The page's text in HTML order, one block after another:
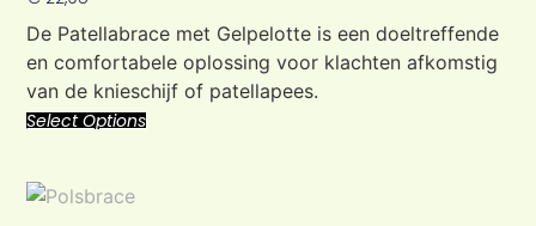
5.00
out of 5
De Patellabrace met Gelpelotte is een doeltreffende
en comfortabele oplossing voor klachten afkomstig
van de knieschijf of patellapees.
Select Options